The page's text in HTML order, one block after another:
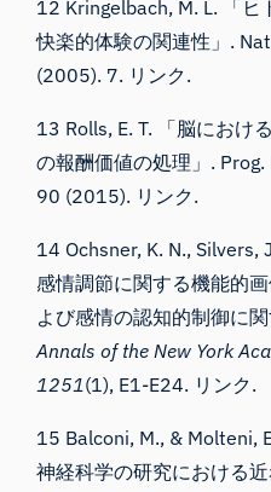
12 Kringelbach, M. L. 「ヒ
快楽的体験の関連性」.
(2005). 7. リンク.
13 Rolls, E. T. 「脳におけ
の報酬価値の処理」.
90 (2015). リンク.
14 Ochsner, K. N., Silvers,
感情調節に関する機能的
よび感情の認知的制御に
Annals of the New York
1251(1), E1-E24. リンク.
15 Balconi, M., & Molteni,
神経科学の研究における